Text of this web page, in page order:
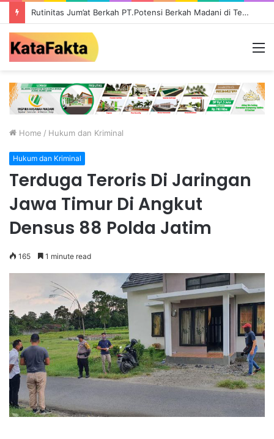
Rutinitas Jum’at Berkah PT.Potensi Berkah Madani di Tebo, Salurkan Bantuan ke Masyarakat
Home / Hukum dan Kriminal
Hukum dan Kriminal
Terduga Teroris Di Jaringan
Jawa Timur Di Angkut
Densus 88 Polda Jatim
165 1 minute read